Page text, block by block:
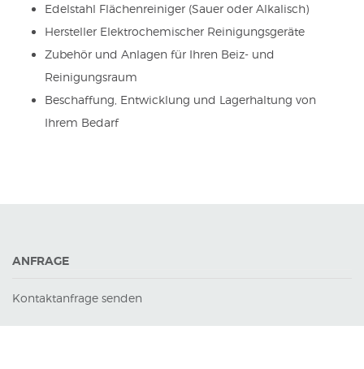
Edelstahl Flächenreiniger (Sauer oder Alkalisch)
Hersteller Elektrochemischer Reinigungsgeräte
Zubehör und Anlagen für Ihren Beiz- und
Reinigungsraum
Beschaffung, Entwicklung und Lagerhaltung von
Ihrem Bedarf
ANFRAGE
Kontaktanfrage senden